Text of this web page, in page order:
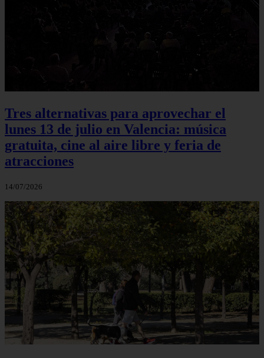
Tres alternativas para aprovechar el
lunes 13 de julio en Valencia: música
gratuita, cine al aire libre y feria de
atracciones
14/07/2026